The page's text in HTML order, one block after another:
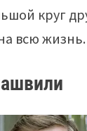
круг
всю жизнь.